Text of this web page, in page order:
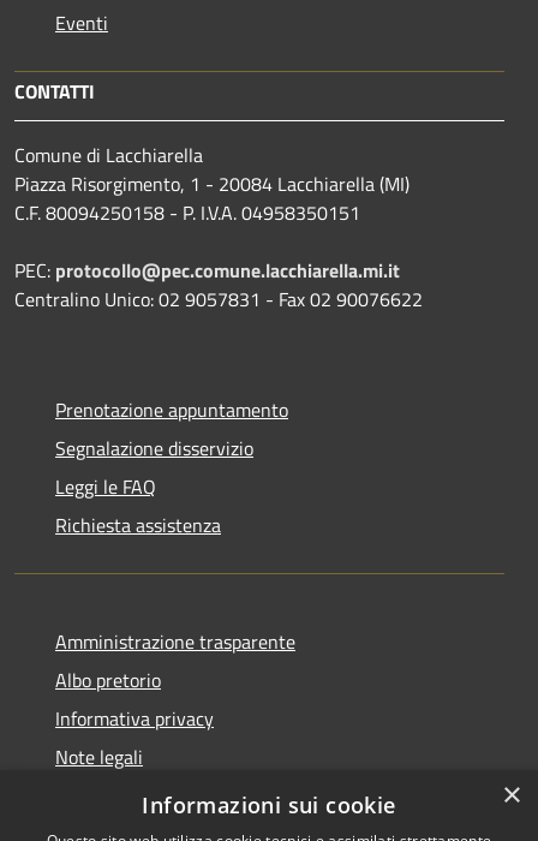
Eventi
CONTATTI
Comune di Lacchiarella
Piazza Risorgimento, 1 - 20084 Lacchiarella (MI)
C.F. 80094250158 - P. I.V.A. 04958350151
PEC: protocollo@pec.comune.lacchiarella.mi.it
Centralino Unico: 02 9057831 - Fax 02 90076622
Prenotazione appuntamento
Segnalazione disservizio
Leggi le FAQ
Richiesta assistenza
Amministrazione trasparente
Albo pretorio
Informativa privacy
Note legali
Dichiarazione di accessibilità
×
Informazioni sui cookie